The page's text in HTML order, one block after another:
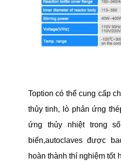
Toption có thể cung cấp
thủy tinh, lò phản ứng
ứng thủy nhiệt trong
biến,autoclaves được
hoàn thành thí nghiệm tốt